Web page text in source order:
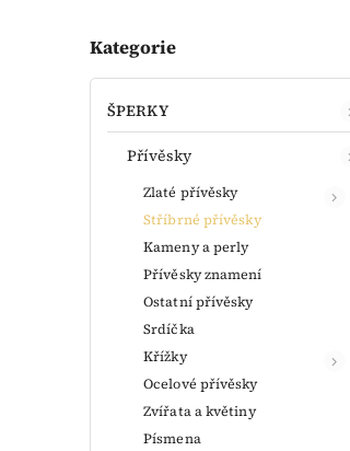
Kategorie
ŠPERKY
Přívěsky
Zlaté přívěsky
Stříbrné přívěsky
Kameny a perly
Přívěsky znamení
Ostatní přívěsky
Srdíčka
Křížky
Ocelové přívěsky
Zvířata a květiny
Písmena